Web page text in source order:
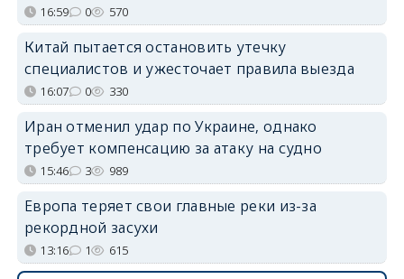
16:59 0 570
Китай пытается остановить утечку
специалистов и ужесточает правила выезда
16:07 0 330
Иран отменил удар по Украине, однако
требует компенсацию за атаку на судно
15:46 3 989
Европа теряет свои главные реки из-за
рекордной засухи
13:16 1 615